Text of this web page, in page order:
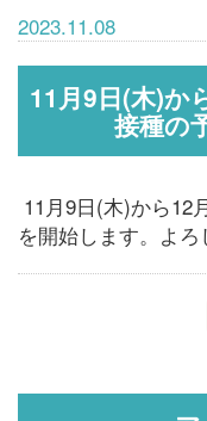
2023.11.08
11月9日(木)か
接種の
11月9日(木)から12
を開始します。よろ